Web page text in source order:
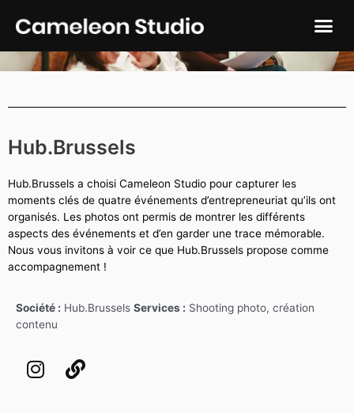
Hub.Brussels
Hub.Brussels a choisi Cameleon Studio pour capturer les
moments clés de quatre événements d’entrepreneuriat qu’ils ont
organisés. Les photos ont permis de montrer les différents
aspects des événements et d’en garder une trace mémorable.
Nous vous invitons à voir ce que Hub.Brussels propose comme
accompagnement !
Société : Hub.Brussels Services : Shooting photo, création
contenu